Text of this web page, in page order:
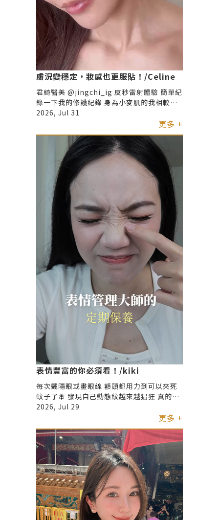
膚況變穩定，妝感也更服貼！/Celine
君綺醫美 @jingchi_ig 皮秒雷射體驗 簡單紀
錄一下我的修護紀錄 身為小麥肌的我相較於
其他人 其實更在意膚色不均、看起來很暗沉
所以這類療程 對我來說就像是定期肌膚管理
的一部分 關於術後的保養 我自己是這樣做的
第一至三天：高濃度純保濕面膜搭配B5精華
第三天後持續加強保濕 會多擦保濕精華 這期
間一定要做好防曬！ 大概兩週左右就回到日
常保養的節奏 以上屬於個人體驗與修護紀錄
分享 如果你也在觀望醫美保養 建議先諮詢專
業醫師評估 找到適合自己的方式 🤍
2026, Jul 31
更多 +
表情豐富的你必須看！/kiki
每次戴隱眼或畫眼線 額頭都用力到可以夾死
蚊子了🪰 發現自己動態紋越來越猖狂 真的不
能再假裝看不見～ 這次定期保養一樣是去 君
在意的： 抬頭紋、皺鼻紋、魚尾紋跟下巴✨
不得不說把這些緊繃的表情放鬆下來之後 整
個人看起來氣色順眼好多 大笑也不用再小心
翼翼了🥰 B A對比都在影片裡 記錄一下我的
表情救星📸 （大家如果有需要，還是要自己
預約去給專業醫師評估喔！）
2026, Jul 29
更多 +